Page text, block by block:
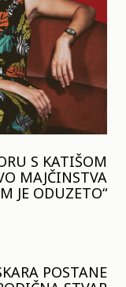
S KATIŠOM
MAJČINSTVA
JE ODUZETO“
POSTANE